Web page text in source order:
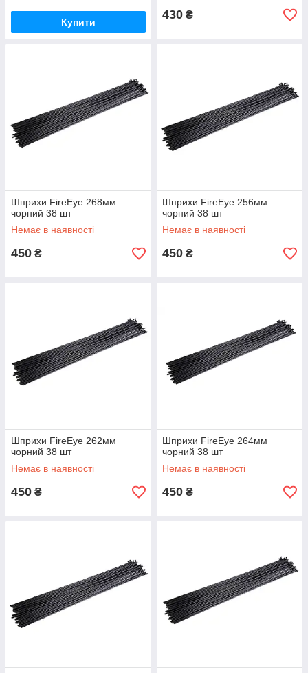
Купити
430 ₴
Шприхи FireEye 268мм
чорний 38 шт
Немає в наявності
450 ₴
Шприхи FireEye 256мм
чорний 38 шт
Немає в наявності
450 ₴
Шприхи FireEye 262мм
чорний 38 шт
Немає в наявності
450 ₴
Шприхи FireEye 264мм
чорний 38 шт
Немає в наявності
450 ₴